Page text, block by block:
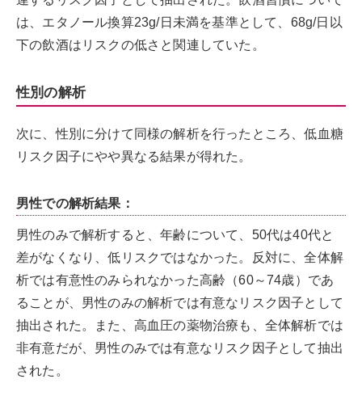
は、エタノール換算23g/日未満を基準として、68g/日以
下の飲酒はリスクの低さと関連していた。
性別の解析
次に、性別に分けて同様の解析を行ったところ、低血糖
リスク因子にやや異なる結果が得れた。
男性での解析結果：
男性のみで解析すると、年齢について、50代は40代と
差がなくなり、低リスクではなかった。反対に、全体解
析では有意性のみられなかった高齢（60～74歳）であ
ることが、男性のみの解析では有意なリスク因子として
抽出された。また、高血圧の薬物治療も、全体解析では
非有意だが、男性のみでは有意なリスク因子として抽出
された。